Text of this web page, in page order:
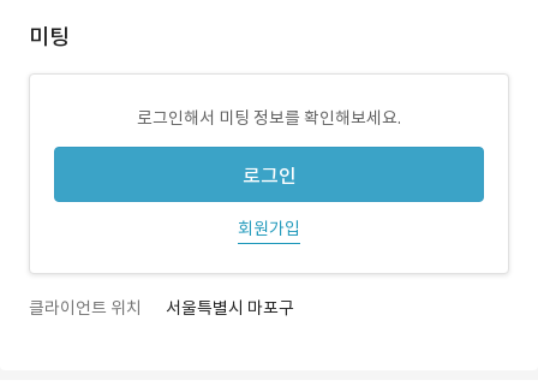
미팅
로그인해서 미팅 정보를 확인해보세요.
로그인
회원가입
클라이언트 위치 서울특별시 마포구